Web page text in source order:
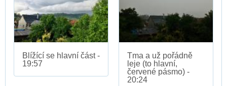
Blížící se hlavní část -
19:57
Tma a už pořádně
leje (to hlavní,
červené pásmo) -
20:24